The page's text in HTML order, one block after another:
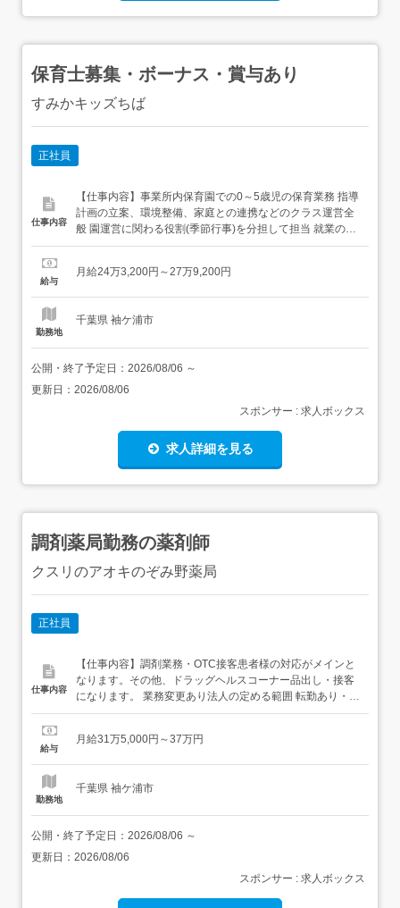
保育士募集・ボーナス・賞与あり
すみかキッズちば
正社員
仕事内容
【仕事内容】事業所内保育園での0～5歳児の保育業務 指導
計画の立案、環境整備、家庭との連携などのクラス運営全
般 園運営に関わる役割(季節行事)を分担して担当 就業の場
所の変更の範囲:会社の定める施設 従事すべき業務の変更範
庭が魅力!畑もあるので毎年の野菜収穫の計画を考えるのが
給与
月給24万3,200円～27万9,200円
勤務地
千葉県 袖ケ浦市
公開・終了予定日： 2026/08/06 ～
更新日： 2026/08/06
スポンサー : 求人ボックス
求人詳細を見る
調剤薬局勤務の薬剤師
クスリのアオキのぞみ野薬局
正社員
仕事内容
【仕事内容】調剤業務・OTC接客患者様の対応がメインと
なります。その他、ドラッグヘルスコーナー品出し・接客
になります。 業務変更あり法人の定める範囲 転勤あり・ナ
ショナル社員:全国・リージョナル社員:本拠地から車で4時
資格】<応募要件>薬剤師免許(必須)普通自動車運転免許(必
給与
月給31万5,000円～37万円
勤務地
千葉県 袖ケ浦市
公開・終了予定日： 2026/08/06 ～
更新日： 2026/08/06
スポンサー : 求人ボックス